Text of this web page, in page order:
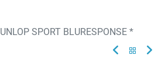
SPORT BLURESPONSE *